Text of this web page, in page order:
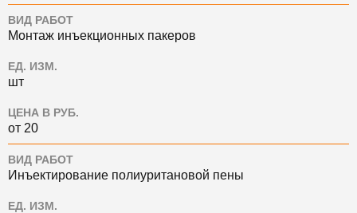
ВИД РАБОТ
Монтаж инъекционных пакеров
ЕД. ИЗМ.
шт
ЦЕНА В РУБ.
от 20
ВИД РАБОТ
Инъектирование полиуритановой пены
ЕД. ИЗМ.